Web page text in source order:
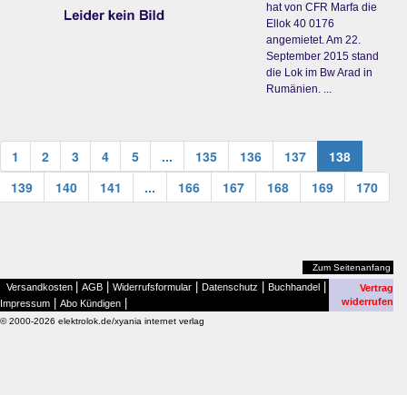
hat von CFR Marfa die
Ellok 40 0176
angemietet. Am 22.
September 2015 stand
die Lok im Bw Arad in
Rumänien. ...
1 2 3 4 5 ... 135 136 137
138
139
140 141 ... 166 167 168 169 170
Zum Seitenanfang
Versandkosten AGB Widerrufsformular Datenschutz Buchhandel
Impressum Abo Kündigen
Vertrag
widerrufen
© 2000-2026 elektrolok.de/xyania internet verlag